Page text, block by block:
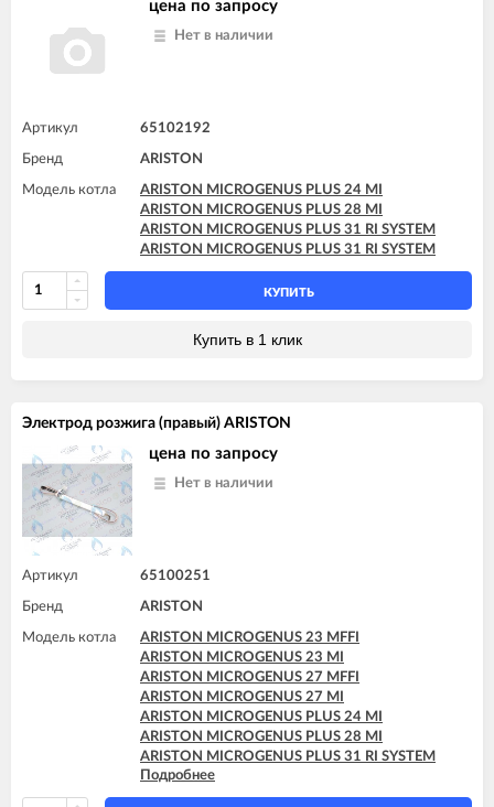
цена по запросу
Нет в наличии
Артикул 65102192
Бренд ARISTON
Модель котла
ARISTON MICROGENUS PLUS 24 MI
ARISTON MICROGENUS PLUS 28 MI
ARISTON MICROGENUS PLUS 31 RI SYSTEM
ARISTON MICROGENUS PLUS 31 RI SYSTEM
КУПИТЬ
Купить в 1 клик
Электрод розжига (правый) ARISTON
цена по запросу
Нет в наличии
Артикул 65100251
Бренд ARISTON
Модель котла
ARISTON MICROGENUS 23 MFFI
ARISTON MICROGENUS 23 MI
ARISTON MICROGENUS 27 MFFI
ARISTON MICROGENUS 27 MI
ARISTON MICROGENUS PLUS 24 MI
ARISTON MICROGENUS PLUS 28 MI
ARISTON MICROGENUS PLUS 31 RI SYSTEM
ARISTON MICROGENUS PLUS 31 RI SYSTEM
ARISTON MICROSYSTEM 21 RFFI
Подробнее